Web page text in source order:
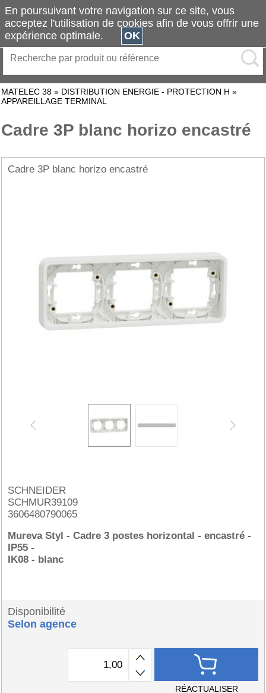
MATELEC 38 » DISTRIBUTION ENERGIE - PROTECTION H »
APPAREILLAGE TERMINAL
Cadre 3P blanc horizo encastré
Cadre 3P blanc horizo encastré
SCHNEIDER
SCHMUR39109
3606480790065
Mureva Styl - Cadre 3 postes horizontal - encastré -
IP55 -
IK08 - blanc
Disponibilité
Selon agence
RÉACTUALISER
En poursuivant votre navigation sur ce site, vous
acceptez l'utilisation de cookies afin de vous offrir une
expérience optimale.
OK